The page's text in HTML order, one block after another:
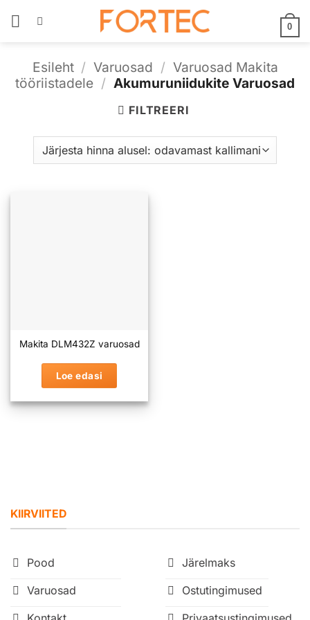
0
Esileht / Varuosad / Varuosad Makita
tööriistadele / Akumuruniidukite Varuosad
FILTREERI
Makita DLM432Z varuosad
Loe edasi
KIIRVIITED
Pood
Varuosad
Järelmaks
Ostutingimused